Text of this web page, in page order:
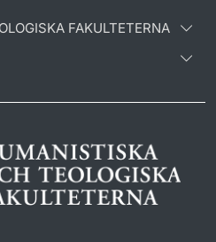
FAKULTETERNA